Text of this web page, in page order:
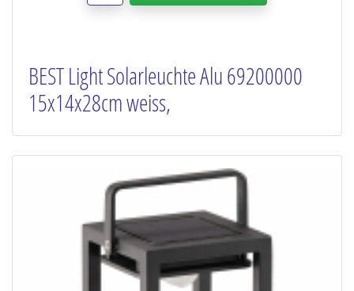
BEST Light Solarleuchte Alu 69200000
15x14x28cm weiss,